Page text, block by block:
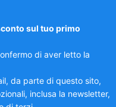
sul tuo primo
di aver letto la
da parte di questo sito,
inclusa la newsletter,